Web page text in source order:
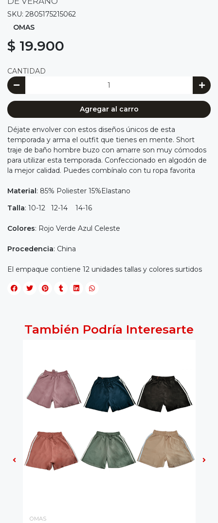
SKU: 2805175215062
OMAS
$ 19.900
CANTIDAD
Agregar al carro
Déjate envolver con estos diseños únicos de esta
temporada y arma el outfit que tienes en mente. Short
traje de baño hombre buzo con amarre son muy cómodos
para utilizar esta temporada. Confeccionado en algodón de
la mejor calidad. Puedes combínalo con tu ropa favorita
Material: 85% Poliester 15%Elastano
Talla: 10-12 12-14 14-16
Colores: Rojo Verde Azul Celeste
Procedencia: China
El empaque contiene 12 unidades tallas y colores surtidos
También Podría Interesarte
OMAS